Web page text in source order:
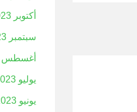
أكتوبر 2023
سبتمبر 2023
أغسطس 2023
يوليو 2023
يونيو 2023